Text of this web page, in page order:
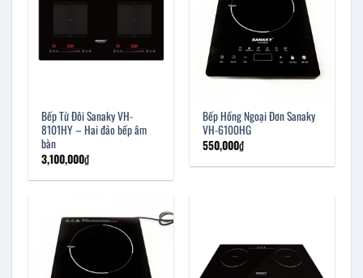
Bếp Từ Đôi Sanaky VH-
8101HY – Hai đảo bếp âm
bàn
3,100,000₫
Bếp Hồng Ngoại Đơn Sanaky
VH-6100HG
550,000₫